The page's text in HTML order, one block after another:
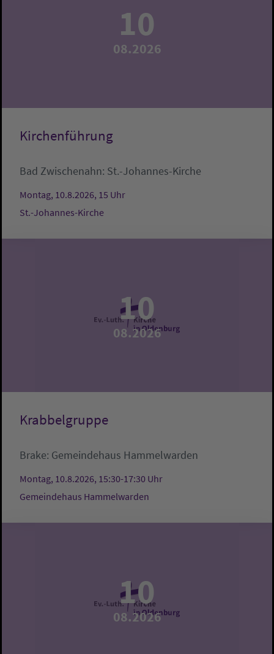
10
08.2026
Kirchenführung
Bad Zwischenahn: St.-Johannes-Kirche
Montag, 10.8.2026, 15 Uhr
St.-Johannes-Kirche
10
08.2026
Krabbelgruppe
Brake: Gemeindehaus Hammelwarden
Montag, 10.8.2026, 15:30-17:30 Uhr
Gemeindehaus Hammelwarden
10
08.2026